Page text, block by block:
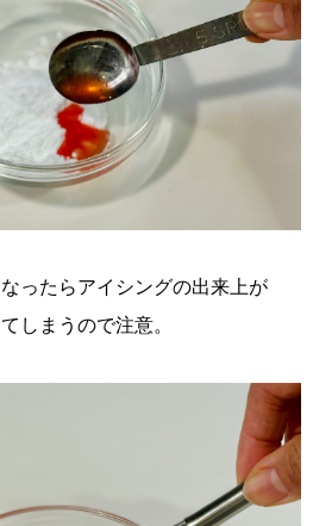
ったらアイシングの出来上が
しまうので注意。